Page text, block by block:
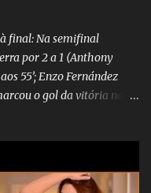
final: Na semifinal
por 2 a 1 (Anthony
55’; Enzo Fernández
o gol da vitória nos